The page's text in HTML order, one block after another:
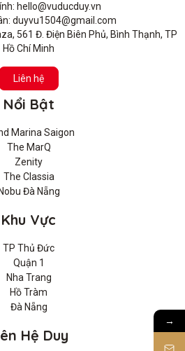
hello@vuducduy.vn
duyvu1504@gmail.com
561 Đ. Điện Biên Phủ, Bình Thạnh, TP
Hồ Chí Minh
Liên hệ
Nổi Bật
Marina Saigon
The MarQ
Zenity
The Classia
Nobu Đà Nẵng
Khu Vực
TP Thủ Đức
Quận 1
Nha Trang
Hồ Tràm
Đà Nẵng
Hệ Duy
→